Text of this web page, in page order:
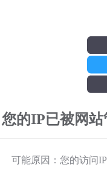
您的IP已被网
可能原因：您的访问